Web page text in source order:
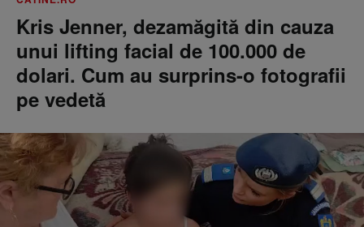
Kris Jenner, dezamăgită din cauza
unui lifting facial de 100.000 de
dolari. Cum au surprins-o fotografii
pe vedetă